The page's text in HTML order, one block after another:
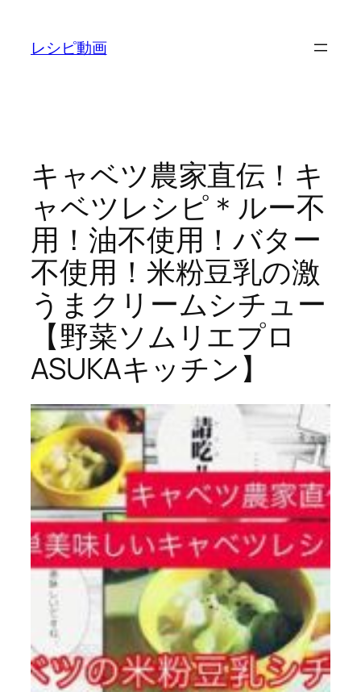
レシピ動画
キャベツ農家直伝！キ
ャベツレシピ＊ルー不
用！油不使用！バター
不使用！米粉豆乳の激
うまクリームシチュー
【野菜ソムリエプロ
ASUKAキッチン】